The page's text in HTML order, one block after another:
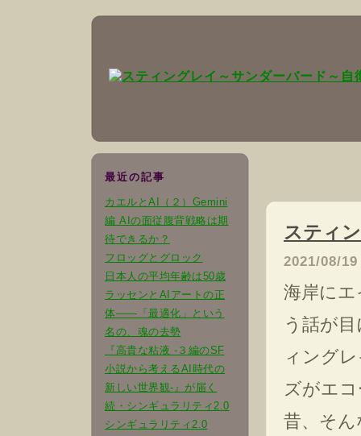
最近の記事
カエルとAI（２）Gemini
編 AIの面従腹背戦略は期
待できるか？
フロッグとグロック
日本人の平均年齢は50歳
ラッセンとAIアートの正
体――「最適化」という
名の、魂の去勢
『高貴な粘液 -３編のSF
小説から考えるAI時代の
新しい世界観-』が届く
続・シンギュラリティ2.0
シンギュラリティ2.0
スティ
2021/08/
海岸に
う話が
ィング
ズがエ
昔、そ